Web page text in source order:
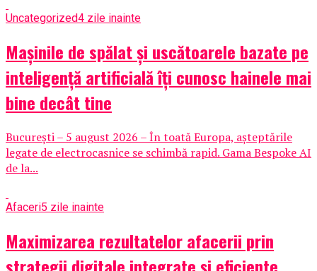
Uncategorized4 zile inainte
Mașinile de spălat și uscătoarele bazate pe
inteligență artificială îți cunosc hainele mai
bine decât tine
București – 5 august 2026 – În toată Europa, așteptările
legate de electrocasnice se schimbă rapid. Gama Bespoke AI
de la...
Afaceri5 zile inainte
Maximizarea rezultatelor afacerii prin